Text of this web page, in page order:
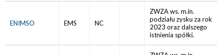
ENIMSO EMS NC
ZWZA ws. m.in.
podziału zysku za rok
2023 oraz dalszego
istnienia spółki.